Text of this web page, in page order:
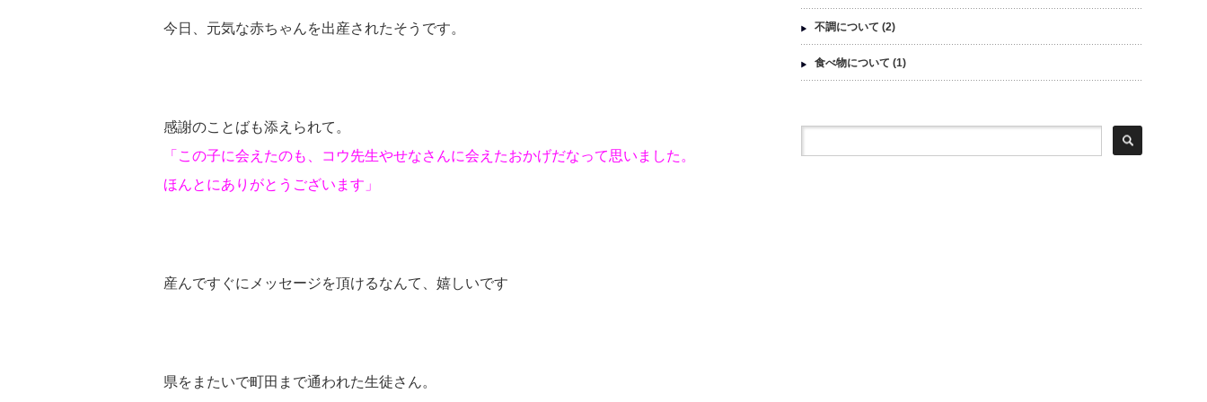
今日、元気な赤ちゃんを出産されたそうです。
感謝のことばも添えられて。
「この子に会えたのも、コウ先生やせなさんに会えたおかげだなって思いました。
ほんとにありがとうございます」
産んですぐにメッセージを頂けるなんて、嬉しいです
県をまたいで町田まで通われた生徒さん。
不調について (2)
食べ物について (1)